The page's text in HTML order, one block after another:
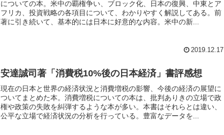
についての本。米中の覇権争い、ブロック化、日本の復興、中東とア
フリカ、投資戦略の各項目について、わかりやすく解説してある。前
著に引き続いて、基本的には日本に好意的な内容。米中の新...
2019.12.17
安達誠司著「消費税10%後の日本経済」書評感想
現在の日本と世界の経済状況と消費増税の影響、今後の経済の展望に
ついてまとめた本。消費増税についての本は、批判ありきの立場で政
権や政策の失敗を糾弾するような本が多い。本書はそれらとは違い、
公平な立場で経済状況の分析を行っている。豊富なデータを...